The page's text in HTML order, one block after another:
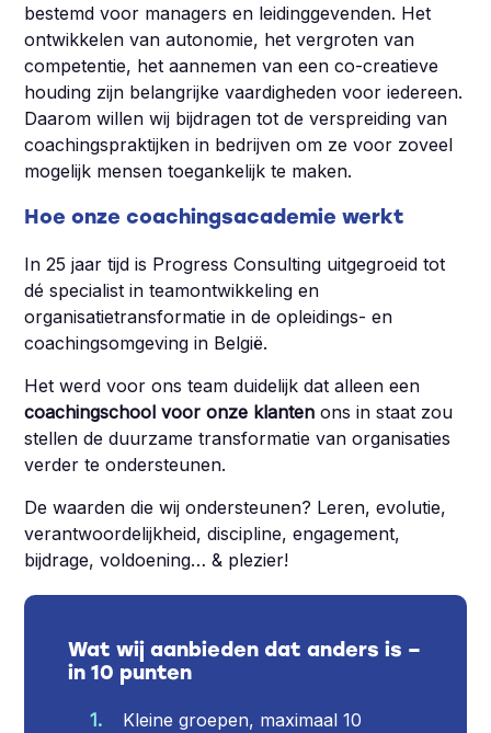
bestemd voor managers en leidinggevenden. Het
ontwikkelen van autonomie, het vergroten van
competentie, het aannemen van een co-creatieve
houding zijn belangrijke vaardigheden voor iedereen.
Daarom willen wij bijdragen tot de verspreiding van
coachingspraktijken in bedrijven om ze voor zoveel
mogelijk mensen toegankelijk te maken.
Hoe onze coachingsacademie werkt
In 25 jaar tijd is Progress Consulting uitgegroeid tot
dé specialist in teamontwikkeling en
organisatietransformatie in de opleidings- en
coachingsomgeving in België.
Het werd voor ons team duidelijk dat alleen een
coachingschool voor onze klanten ons in staat zou
stellen de duurzame transformatie van organisaties
verder te ondersteunen.
De waarden die wij ondersteunen? Leren, evolutie,
verantwoordelijkheid, discipline, engagement,
bijdrage, voldoening… & plezier!
Wat wij aanbieden dat anders is –
in 10 punten
Kleine groepen, maximaal 10